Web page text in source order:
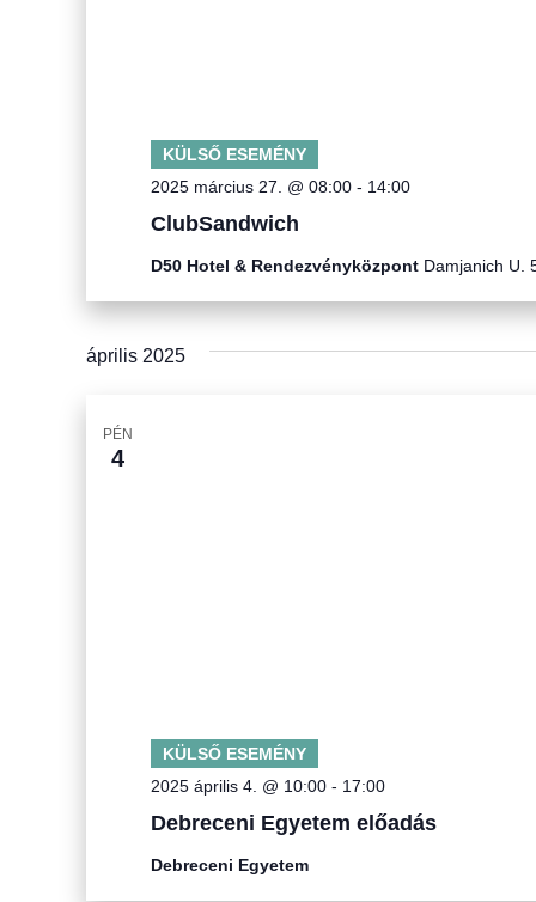
ClubSandwich
2025 március 27. @ 08:00- 14:00
KÜLSŐ ESEMÉNY
D50 Hotel & Rendezvényközpont Damjanich U.
április 2025
PÉN
4
Debreceni Egyetem előadás
2025 április 4. @ 10:00- 17:00
KÜLSŐ ESEMÉNY
Debreceni Egyetem